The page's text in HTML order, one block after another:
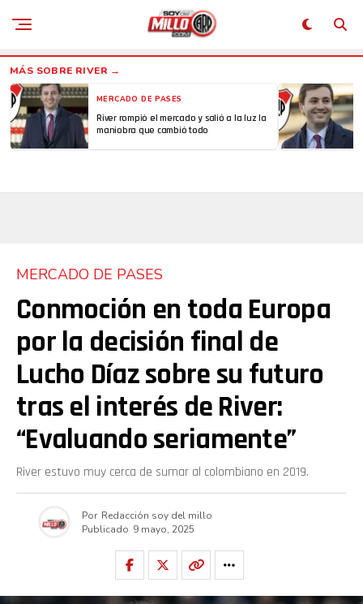
MERCADO DE PASES
River rompió el mercado y salió a la luz la
maniobra que cambió todo
MERCADO DE PASES
Conmoción en toda Europa
por la decisión final de
Lucho Díaz sobre su futuro
tras el interés de River:
“Evaluando seriamente”
River estuvo muy cerca de sumar al colombiano en 2019.
Por Redacción soy del millo
Publicado 9 mayo, 2025